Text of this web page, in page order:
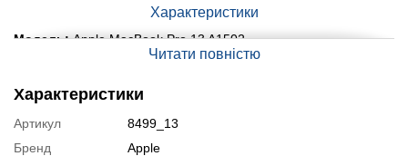
Характеристики
Модель:Apple MacBook Pro 13 A1502
Дисплей (діагональ, роздільна здатність, тип матриці):
13.3" (2560x1600) IPS
Читати повністю
Характеристики
Артикул
8499_13
Бренд
Apple